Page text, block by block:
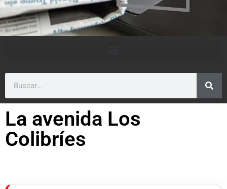
La avenida Los
Colibríes